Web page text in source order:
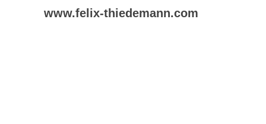
www.felix-thiedemann.com